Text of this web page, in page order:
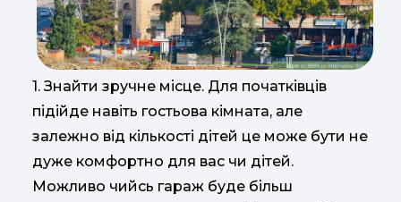
1.Знайти зручне місце. Для початківців
підійде навіть гостьова кімната, але
залежно від кількості дітей це може бути не
дуже комфортно для вас чи дітей.
Можливо чийсь гараж буде більш